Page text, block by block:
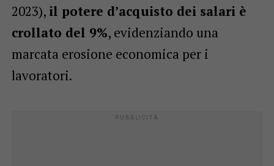
2023), il potere d’acquisto dei salari è
crollato del 9%, evidenziando una
marcata erosione economica per i
lavoratori.